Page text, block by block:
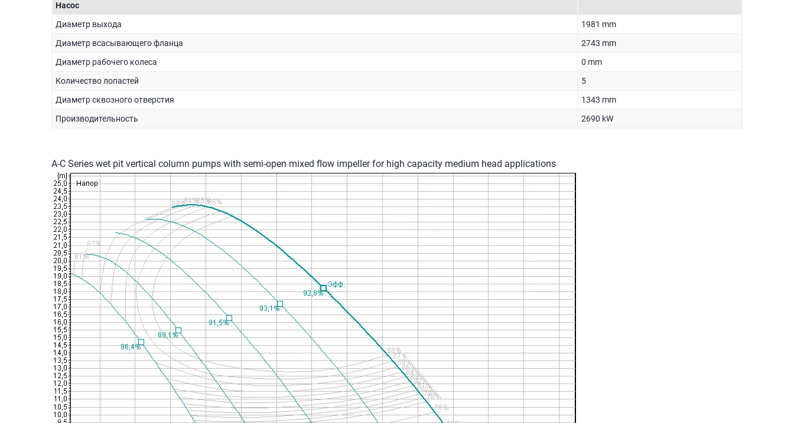
Насос
Диаметр выхода
1981 mm
Диаметр всасывающего фланца
2743 mm
Диаметр рабочего колеса
0 mm
Количество лопастей
5
Диаметр сквозного отверстия
1343 mm
Производительность
2690 kW
A-C Series wet pit vertical column pumps with semi-open mixed flow impeller for high capacity medium head applications